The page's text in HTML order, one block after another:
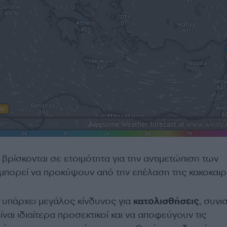
σε ετοιμότητα για την αντιμετώπιση των
να προκύψουν από την επέλαση της
μεγάλος κίνδυνος για κατολισθήσεις,
ιδιαίτερα προσεκτικοί και να αποφεύγουν τις